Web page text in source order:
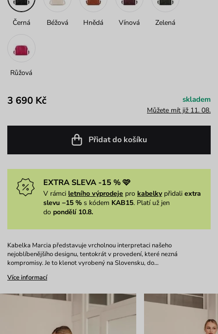
Černá Béžová Hnědá Vínová Zelená
Růžová
3 690 Kč skladem
Můžete mít již 11. 08.
Přidat do košíku
EXTRA SLEVA -15 % 🩷
V rámci letního výprodeje pro kabelkypřidali extra
slevu −15 % s kódem KAB15. Platí už jen
do pondělí 10.8.
Kabelka Marcia představuje vrcholnou interpretaci našeho
nejoblíbenějšího designu, tentokrát v provedení, které nezná
kompromisy. Je to klenot vyrobený na Slovensku, do…
Více informací